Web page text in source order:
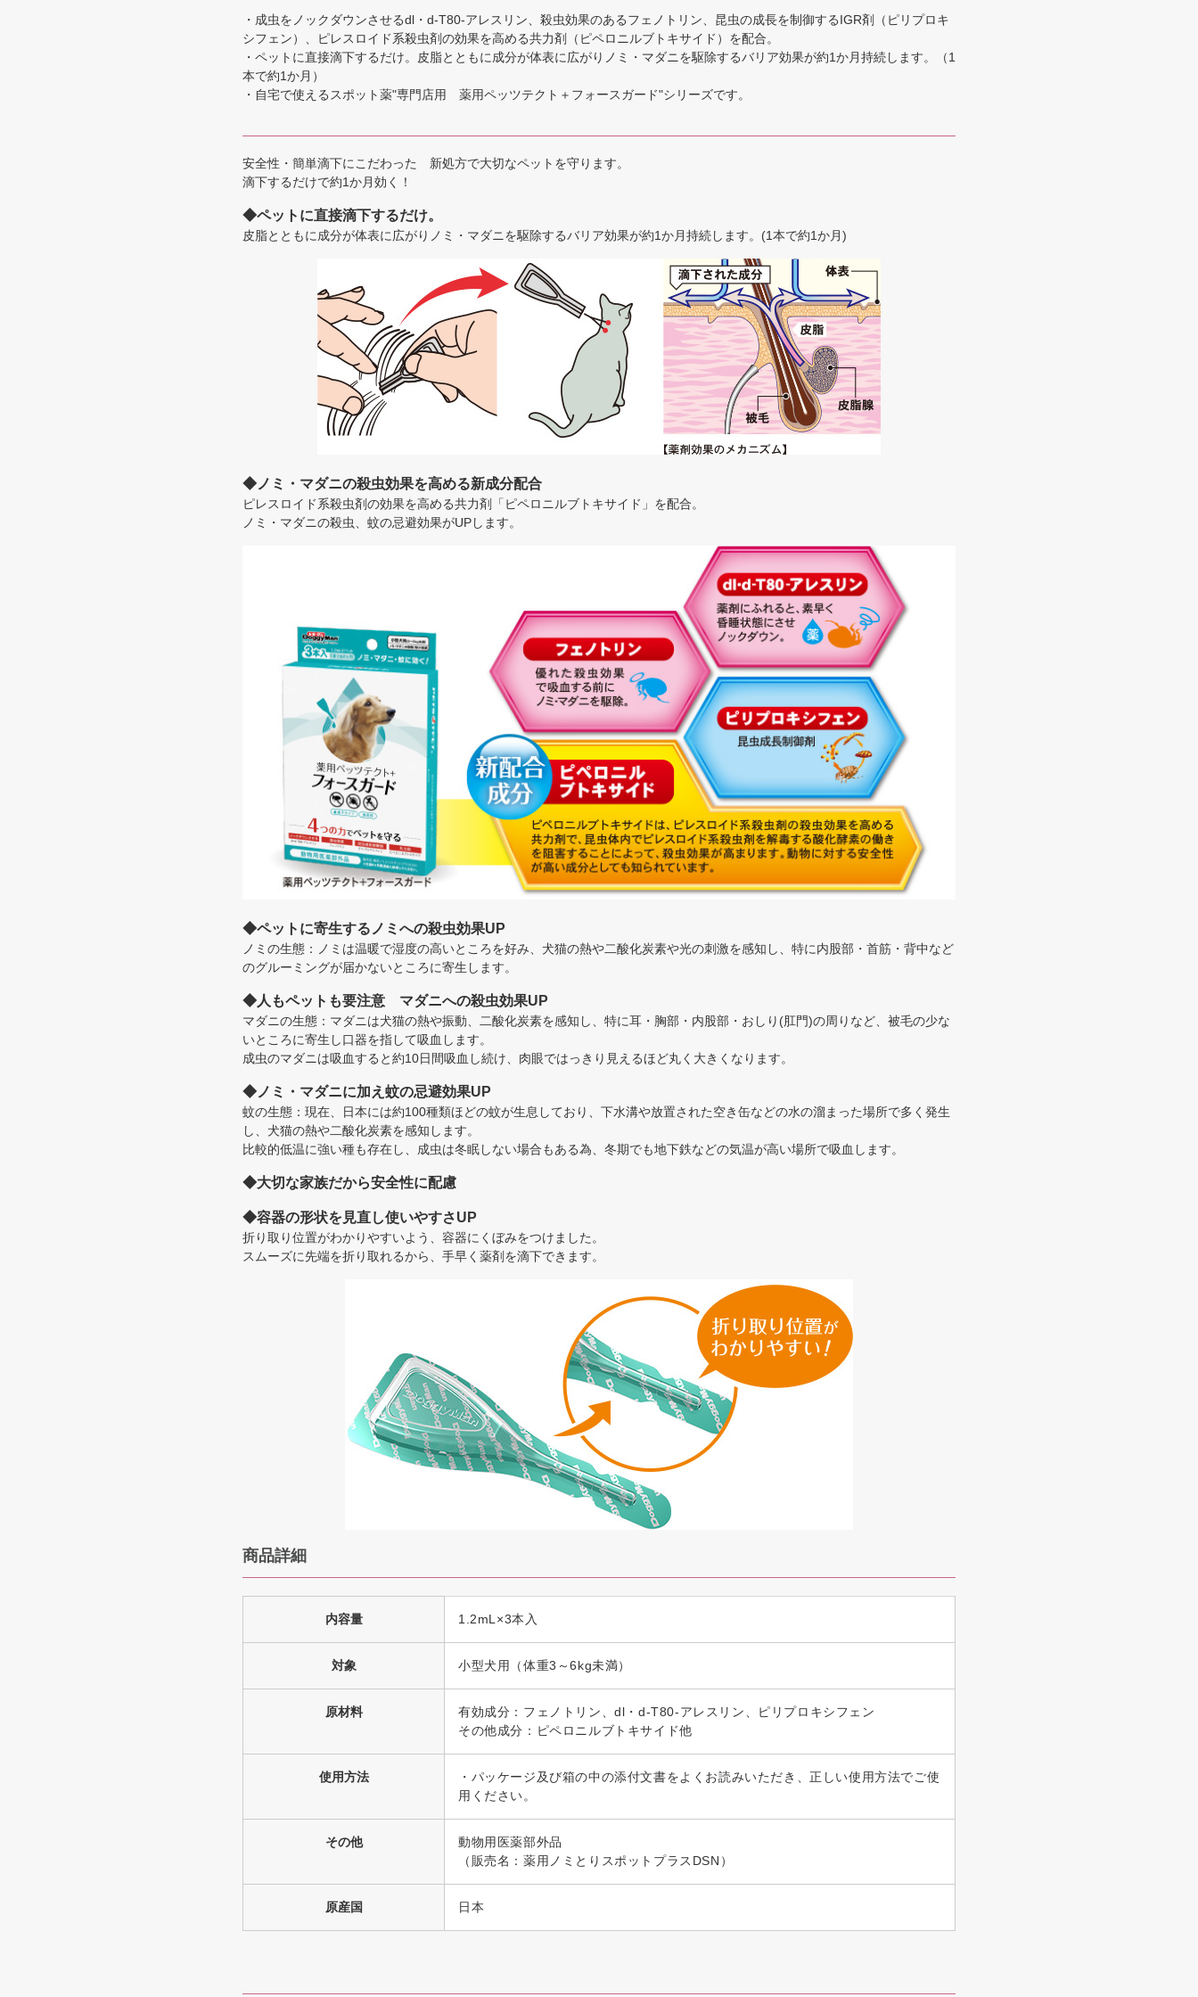
・成虫をノックダウンさせるdl・d-T80-アレスリン、殺虫効果のあるフェノトリン、昆虫の成長を制御するIGR剤（ピリプロキ
シフェン）、ピレスロイド系殺虫剤の効果を高める共力剤（ピペロニルブトキサイド）を配合。
・ペットに直接滴下するだけ。皮脂とともに成分が体表に広がりノミ・マダニを駆除するバリア効果が約1か月持続します。（1
本で約1か月）
・自宅で使えるスポット薬"専門店用 薬用ペッツテクト＋フォースガード"シリーズです。
安全性・簡単滴下にこだわった 新処方で大切なペットを守ります。
滴下するだけで約1か月効く！
◆ペットに直接滴下するだけ。
皮脂とともに成分が体表に広がりノミ・マダニを駆除するバリア効果が約1か月持続します。(1本で約1か月)
◆ノミ・マダニの殺虫効果を高める新成分配合
ピレスロイド系殺虫剤の効果を高める共力剤「ピペロニルブトキサイド」を配合。
ノミ・マダニの殺虫、蚊の忌避効果がUPします。
◆ペットに寄生するノミへの殺虫効果UP
ノミの生態：ノミは温暖で湿度の高いところを好み、犬猫の熱や二酸化炭素や光の刺激を感知し、特に内股部・首筋・背中など
のグルーミングが届かないところに寄生します。
◆人もペットも要注意 マダニへの殺虫効果UP
マダニの生態：マダニは犬猫の熱や振動、二酸化炭素を感知し、特に耳・胸部・内股部・おしり(肛門)の周りなど、被毛の少な
いところに寄生し口器を指して吸血します。
成虫のマダニは吸血すると約10日間吸血し続け、肉眼ではっきり見えるほど丸く大きくなります。
◆ノミ・マダニに加え蚊の忌避効果UP
蚊の生態：現在、日本には約100種類ほどの蚊が生息しており、下水溝や放置された空き缶などの水の溜まった場所で多く発生
し、犬猫の熱や二酸化炭素を感知します。
比較的低温に強い種も存在し、成虫は冬眠しない場合もある為、冬期でも地下鉄などの気温が高い場所で吸血します。
◆大切な家族だから安全性に配慮
◆容器の形状を見直し使いやすさUP
折り取り位置がわかりやすいよう、容器にくぼみをつけました。
スムーズに先端を折り取れるから、手早く薬剤を滴下できます。
商品詳細
内容量 1.2mL×3本入
対象 小型犬用（体重3～6kg未満）
原材料
有効成分：フェノトリン、dl・d-T80‐アレスリン、ピリプロキシフェン
その他成分：ピペロニルブトキサイド他
使用方法
・パッケージ及び箱の中の添付文書をよくお読みいただき、正しい使用方法でご使
用ください。
その他
動物用医薬部外品
（販売名：薬用ノミとりスポットプラスDSN）
原産国 日本